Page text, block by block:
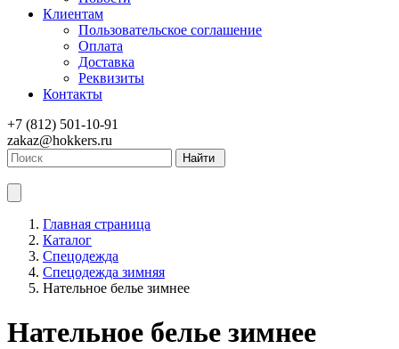
Клиентам
Пользовательское соглашение
Оплата
Доставка
Реквизиты
Контакты
+7 (812) 501-10-91
zakaz@hokkers.ru
Найти
Главная страница
Каталог
Спецодежда
Спецодежда зимняя
Нательное белье зимнее
Нательное белье зимнее